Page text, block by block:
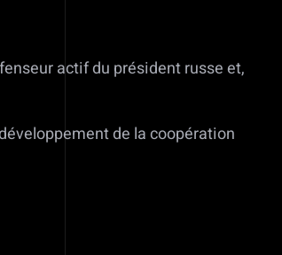
actif du président russe et,
de la coopération